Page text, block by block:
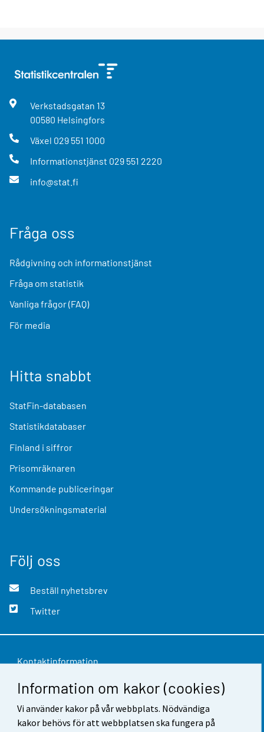
Information om kakor (cookies)
Vi använder kakor på vår webbplats. Nödvändiga
kakor behövs för att webbplatsen ska fungera på
Verkstadsgatan 13
00580 Helsingfors
Växel 029 551 1000
Informationstjänst 029 551 2220
info@stat.fi
Fråga oss
Rådgivning och informationstjänst
Fråga om statistik
Vanliga frågor (FAQ)
För media
Hitta snabbt
StatFin-databasen
Statistikdatabaser
Finland i siffror
Prisomräknaren
Kommande publiceringar
Undersökningsmaterial
Följ oss
Beställ nyhetsbrev
Twitter
Kontaktinformation
Respons
Användarvillkor